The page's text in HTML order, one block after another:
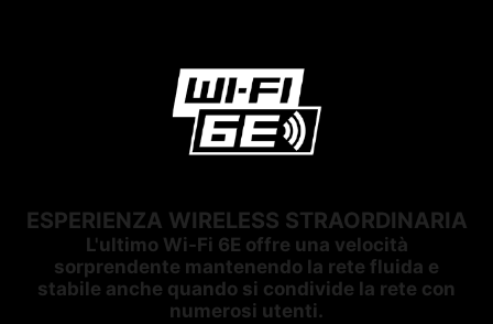
ESPERIENZA WIRELESS STRAORDINARIA
L'ultimo Wi-Fi 6E offre una velocità
sorprendente mantenendo la rete fluida e
stabile anche quando si condivide la rete con
numerosi utenti.